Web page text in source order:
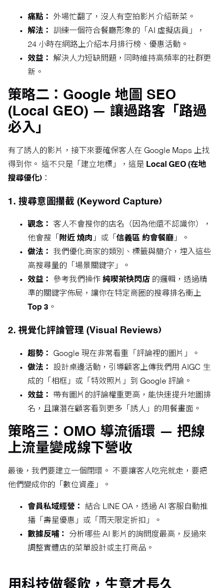
痛點：
外場忙翻了，沒人有空拍影片介紹新菜。
解法：
訓練一個符合餐廳形象的「AI 虛擬店員」，
24 小時在網路上介紹本月排行榜、優惠活動。
效益：
解決人力短缺問題，同時維持高頻率的社群更
新。
策略二：Google 地圖 SEO
(Local GEO) — 讓過路客「路過
必入」
有了誘人的影片，接下來要確保客人在 Google Maps 上找
得到你。 這不只是「建立地標」，這是 Local GEO (在地
搜尋優化) ：
1. 搜尋意圖攔截 (Keyword Capture)
觀念：
客人不會搜你的店名（因為他還不認識你），
他會搜「 附近 燒肉」或「 信義區 約會餐廳」。
做法：
我們優化商家的類別、標籤與簡介，埋入這些
高搜尋量的「場景關鍵字」。
效益：
參考我們操作 純喫茶快閃店 的邏輯，透過精
準的關鍵字佈局，讓你在特定商圈的搜尋排名衝上
Top 3 。
2. 視覺化評論管理 (Visual Reviews)
趨勢：
Google 現在非常看重「評論裡的圖片」。
做法：
設計桌邊活動，引導顧客上傳我們用 AIGC 生
成的「相框」或「特效照片」到 Google 評論。
效益：
帶有圖片的評論權重更高，能快速提升地圖排
名，且讓潛在顧客看到更多「誘人」的用餐畫面。
策略三：OMO 導流循環 — 把線
上流量變成線下營收
最後，我們要建立一個閉環。 不要讓客人吃完就走，要把
他們變成你的「數位資產」。
會員私域經營：
結合 LINE OA，透過 AI 客服自動推
播「壽星優惠」或「雨天限定折扣」。
數據反哺：
分析哪些 AI 影片的詢問度最高，反過來
調整實體店的菜單設計或主打商品。
用科技做餐飲，生意才長久